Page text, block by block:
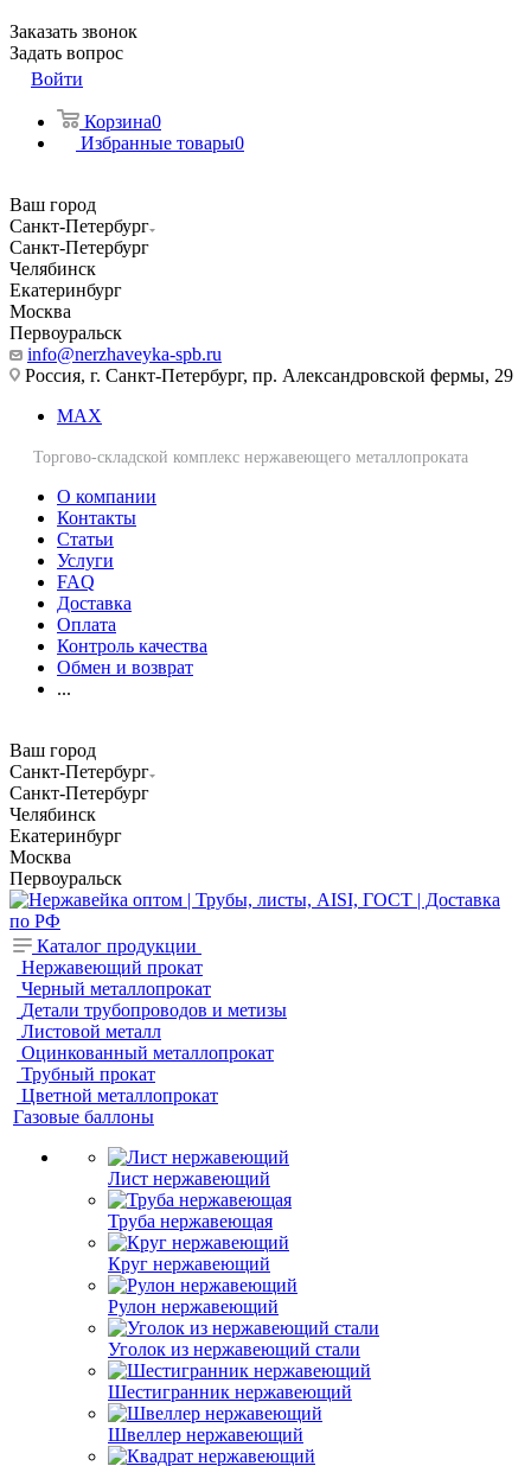
Заказать звонок
Задать вопрос
Войти
Корзина0
Избранные товары0
Ваш город
Санкт-Петербург
Санкт-Петербург
Челябинск
Екатеринбург
Москва
Первоуральск
info@nerzhaveyka-spb.ru
Россия, г. Санкт-Петербург, пр. Александровской фермы, 29
MAX
Торгово-складской комплекс нержавеющего металлопроката
О компании
Контакты
Статьи
Услуги
FAQ
Доставка
Оплата
Контроль качества
Обмен и возврат
...
Ваш город
Санкт-Петербург
Санкт-Петербург
Челябинск
Екатеринбург
Москва
Первоуральск
Каталог продукции
Нержавеющий прокат
Черный металлопрокат
Детали трубопроводов и метизы
Листовой металл
Оцинкованный металлопрокат
Трубный прокат
Цветной металлопрокат
Газовые баллоны
Лист нержавеющий
Труба нержавеющая
Круг нержавеющий
Рулон нержавеющий
Уголок из нержавеющий стали
Шестигранник нержавеющий
Швеллер нержавеющий